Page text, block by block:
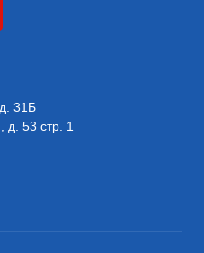
31Б
д. 53 стр. 1